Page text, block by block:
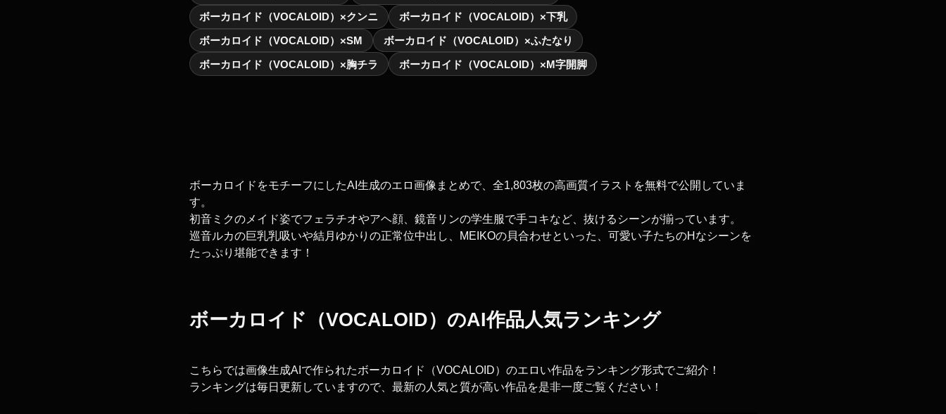
ボーカロイド（VOCALOID）×クンニ
ボーカロイド（VOCALOID）×下乳
ボーカロイド（VOCALOID）×SM
ボーカロイド（VOCALOID）×ふたなり
ボーカロイド（VOCALOID）×胸チラ
ボーカロイド（VOCALOID）×M字開脚
ボーカロイドをモチーフにしたAI生成のエロ画像まとめで、全1,803枚の高画質イラストを無料で公開していま
す。
初音ミクのメイド姿でフェラチオやアヘ顔、鏡音リンの学生服で手コキなど、抜けるシーンが揃っています。
巡音ルカの巨乳乳吸いや結月ゆかりの正常位中出し、MEIKOの貝合わせといった、可愛い子たちのHなシーンを
たっぷり堪能できます！
ボーカロイド（VOCALOID）のAI作品人気ランキング
こちらでは画像生成AIで作られたボーカロイド（VOCALOID）のエロい作品をランキング形式でご紹介！
ランキングは毎日更新していますので、最新の人気と質が高い作品を是非一度ご覧ください！